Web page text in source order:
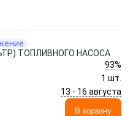
ТОПЛИВНОГО НАСОСА
93%
1 шт.
13 - 16 августа
В корзину